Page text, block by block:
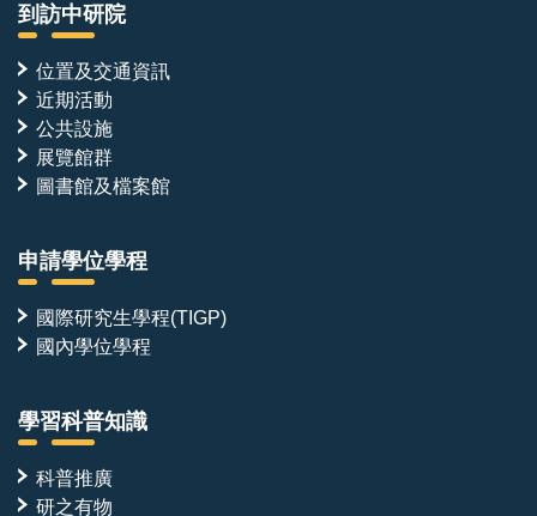
到訪中研院
位置及交通資訊
近期活動
公共設施
展覽館群
圖書館及檔案館
申請學位學程
國際研究生學程(TIGP)
國內學位學程
學習科普知識
科普推廣
研之有物